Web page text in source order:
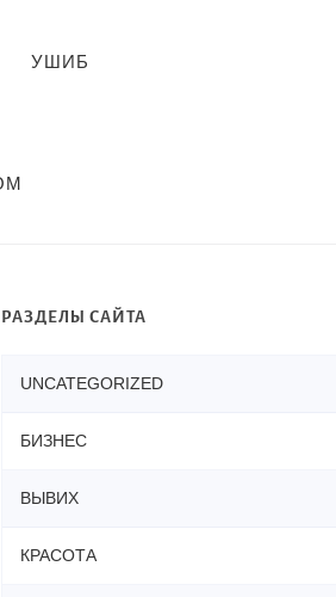
УШИБ
РАЗДЕЛЫ САЙТА
UNCATEGORIZED
БИЗНЕС
ВЫВИХ
КРАСОТА